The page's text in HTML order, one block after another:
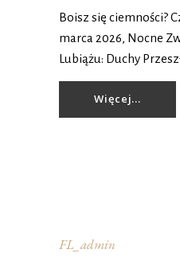
Boisz się ciemności?
marca 2026, Nocne
Lubiążu: Duchy
Więcej...
FL_admin